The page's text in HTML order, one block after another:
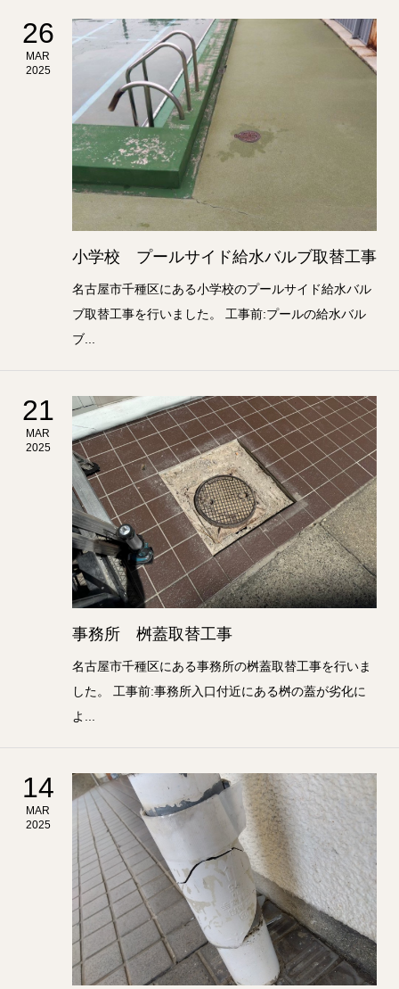
26
MAR
2025
小学校 プールサイド給水バルブ取替工事
名古屋市千種区にある小学校のプールサイド給水バル
ブ取替工事を行いました。 工事前:プールの給水バル
ブ...
21
MAR
2025
事務所 桝蓋取替工事
名古屋市千種区にある事務所の桝蓋取替工事を行いま
した。 工事前:事務所入口付近にある桝の蓋が劣化に
よ...
14
MAR
2025